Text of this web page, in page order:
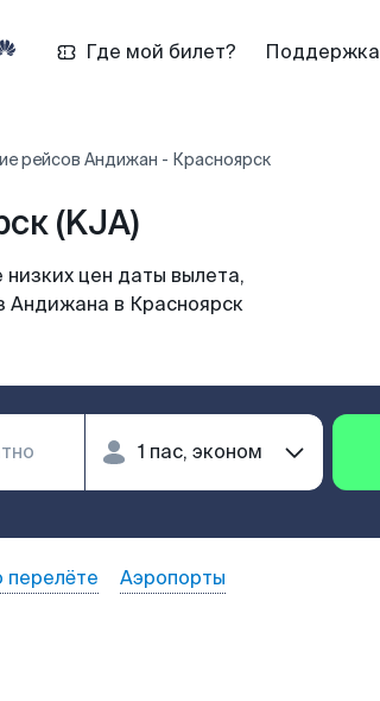
Где мой билет? Поддержка
рейсов Андижан - Красноярск
(KJA)
цен даты вылета,
Андижана в Красноярск
Аэропорты